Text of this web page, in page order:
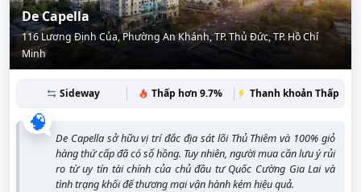
De Capella
116 Lương Định Của, Phường An Khánh, TP. Thủ Đức, TP. Hồ Chí
Minh
Sideway Thấp hơn 9.7% Thanh khoản Thấp
🧠
De Capella sở hữu vị trí đắc địa sát lõi Thủ Thiêm và 100% giỏ
hàng thứ cấp đã có sổ hồng. Tuy nhiên, người mua cần lưu ý rủi
ro từ uy tín tài chính của chủ đầu tư Quốc Cường Gia Lai và
tình trạng khối đế thương mại vận hành kém hiệu quả.